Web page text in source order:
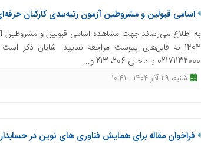
اسامی قبولین و مشروطین آزمون رتبه‌بندی کارکنان
به اطلاع می‌رساند جهت مشاهده اسامی قبولین و مشروطین
1404 به فایل‌های پیوست مراجعه نمایید. شایان
02171132000 یا داخلی 206، 213 و...
شنبه، 29 آذر 1404 - 10:41
فراخوان مقاله برای همایش فناوری های نوین در